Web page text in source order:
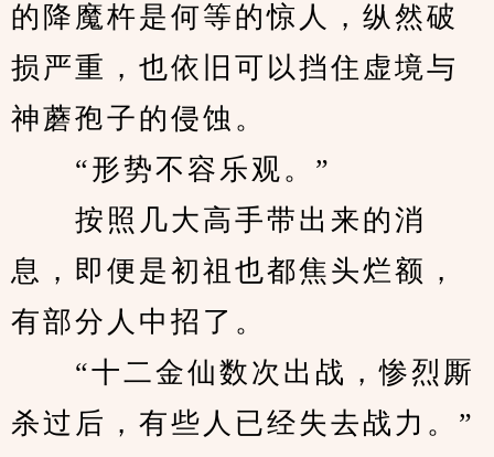
的降魔杵是何等的惊人，纵然破
损严重，也依旧可以挡住虚境与
神蘑孢子的侵蚀。
“形势不容乐观。”
按照几大高手带出来的消
息，即便是初祖也都焦头烂额，
有部分人中招了。
“十二金仙数次出战，惨烈厮
杀过后，有些人已经失去战力。”